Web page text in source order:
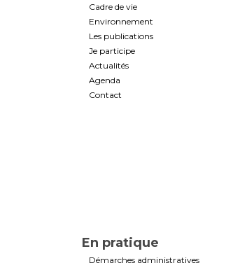
Cadre de vie
Environnement
Les publications
Je participe
Actualités
Agenda
Contact
En pratique
Démarches administratives